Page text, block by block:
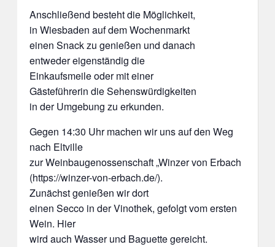
Anschließend besteht die Möglichkeit,
in Wiesbaden auf dem Wochenmarkt
einen Snack zu genießen und danach
entweder eigenständig die
Einkaufsmeile oder mit einer
Gästeführerin die Sehenswürdigkeiten
in der Umgebung zu erkunden.
Gegen 14:30 Uhr machen wir uns auf den Weg
nach Eltville
zur Weinbaugenossenschaft „Winzer von Erbach
(https://winzer-von-erbach.de/).
Zunächst genießen wir dort
einen Secco in der Vinothek, gefolgt vom ersten
Wein. Hier
wird auch Wasser und Baguette gereicht.